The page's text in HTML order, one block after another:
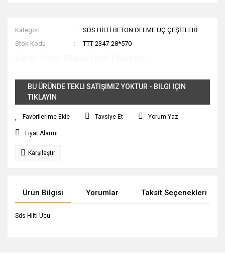
Kategori
SDS HİLTİ BETON DELME UÇ ÇEŞİTLERİ
Stok Kodu
TTT-2347-28*570
BU ÜRÜNDE TEKLİ SATIŞIMIZ YOKTUR - BİLGİ İÇİN
TIKLAYIN
Tavsiye Et Yorum Yaz
Fiyat Alarmı
Karşılaştır
Ürün Bilgisi Yorumlar Taksit Seçenekleri
Sds Hilti Ucu